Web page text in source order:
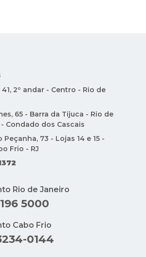
41, 2º andar - Centro - Rio de
65 - Barra da Tijuca - Rio de
Condado dos Cascais
Peçanha, 73 - Lojas 14 e 15 -
Frio - RJ
Rio de Janeiro
5000
Cabo Frio
0144